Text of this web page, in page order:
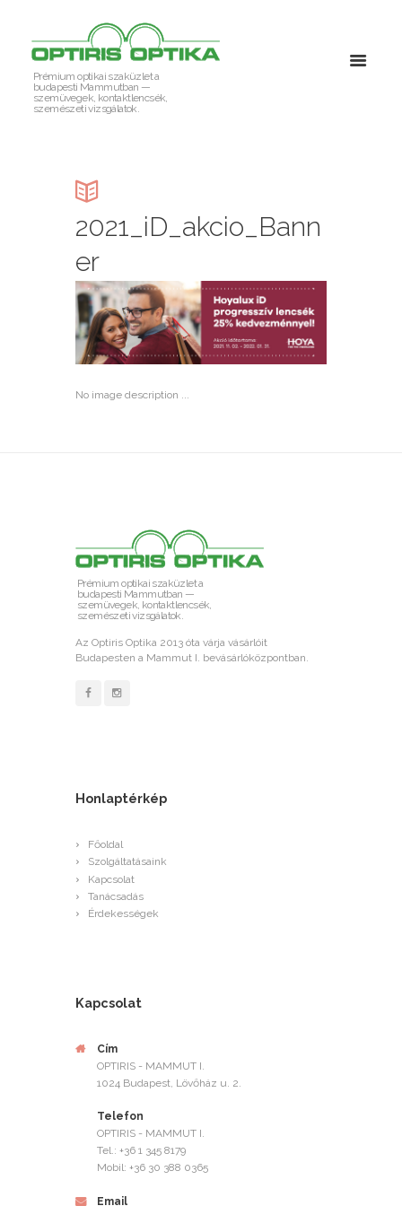
Prémium optikai szaküzlet a
budapesti Mammutban —
szemüvegek, kontaktlencsék,
szemészeti vizsgálatok.
2021_iD_akcio_Bann
er
No image description ...
Prémium optikai szaküzlet a
budapesti Mammutban —
szemüvegek, kontaktlencsék,
szemészeti vizsgálatok.
Az Optiris Optika 2013 óta várja vásárlóit
Budapesten a Mammut I. bevásárlóközpontban.
Honlaptérkép
Főoldal
Szolgáltatásaink
Kapcsolat
Tanácsadás
Érdekességek
Kapcsolat
Cím
OPTIRIS - MAMMUT I.
1024 Budapest, Lövőház u. 2.
Telefon
OPTIRIS - MAMMUT I.
Tel.: +36 1 345 8179
Mobil: +36 30 388 0365
Email